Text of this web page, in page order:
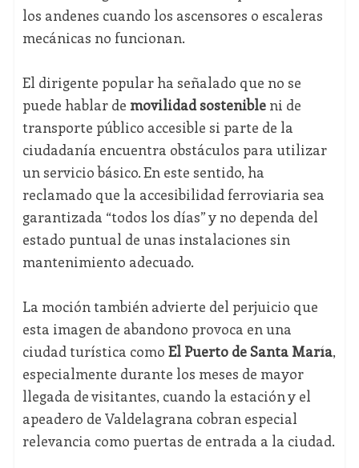
los andenes cuando los ascensores o escaleras
mecánicas no funcionan.
El dirigente popular ha señalado que no se
puede hablar de movilidad sostenibleni de
transporte público accesible si parte de la
ciudadanía encuentra obstáculos para utilizar
un servicio básico. En este sentido, ha
reclamado que la accesibilidad ferroviaria sea
garantizada “todos los días” y no dependa del
estado puntual de unas instalaciones sin
mantenimiento adecuado.
La moción también advierte del perjuicio que
esta imagen de abandono provoca en una
ciudad turística como El Puerto de Santa María,
especialmente durante los meses de mayor
llegada de visitantes, cuando la estación y el
apeadero de Valdelagrana cobran especial
relevancia como puertas de entrada a la ciudad.